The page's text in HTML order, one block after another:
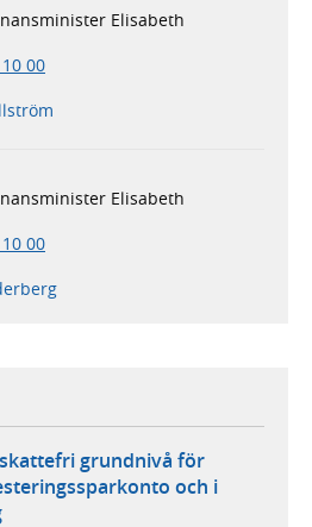
Elisabeth
00
Elisabeth
00
grundnivå för
och i